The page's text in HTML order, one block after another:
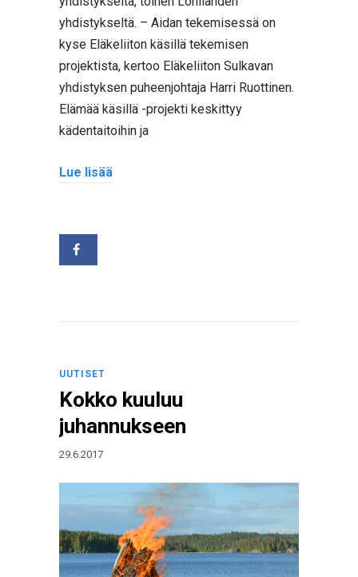
yhdistykseltä. – Aidan tekemisessä on
kyse Eläkeliiton käsillä tekemisen
projektista, kertoo Eläkeliiton Sulkavan
yhdistyksen puheenjohtaja Harri Ruottinen.
Elämää käsillä -projekti keskittyy
kädentaitoihin ja
Lue lisää
UUTISET
Kokko kuuluu
juhannukseen
29.6.2017